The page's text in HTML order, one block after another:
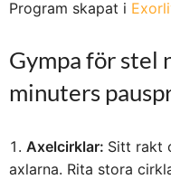
Program skapat i
Gympa för stel
minuters
Axelcirklar: Sitt rakt
axlarna. Rita stora